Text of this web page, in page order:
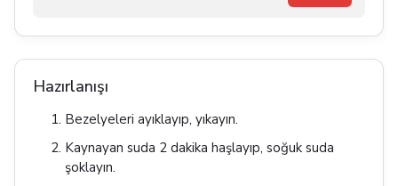
Hazırlanışı
Bezelyeleri ayıklayıp, yıkayın.
Kaynayan suda 2 dakika haşlayıp, soğuk suda
şoklayın.